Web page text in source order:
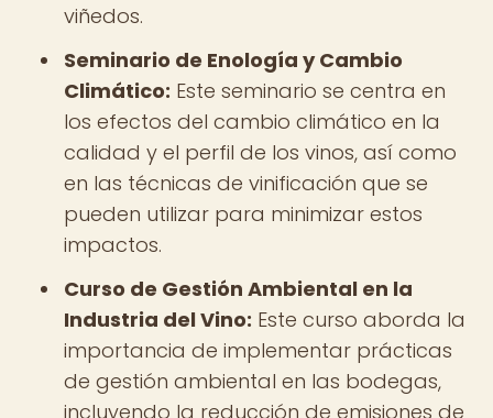
viñedos.
Seminario de Enología y Cambio
Climático: Este seminario se centra en
los efectos del cambio climático en la
calidad y el perfil de los vinos, así como
en las técnicas de vinificación que se
pueden utilizar para minimizar estos
impactos.
Curso de Gestión Ambiental en la
Industria del Vino: Este curso aborda la
importancia de implementar prácticas
de gestión ambiental en las bodegas,
incluyendo la reducción de emisiones de